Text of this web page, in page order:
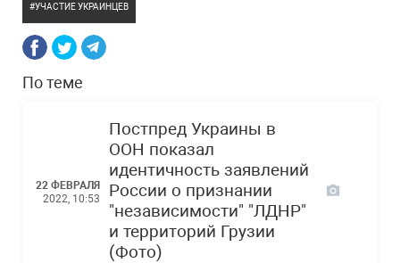
УЧАСТИЕ УКРАИНЦЕВ
По теме
22 ФЕВРАЛЯ
2022, 10:53
Постпред Украины в
ООН показал
идентичность заявлений
России о признании
"независимости" "ЛДНР"
и территорий Грузии
(Фото)